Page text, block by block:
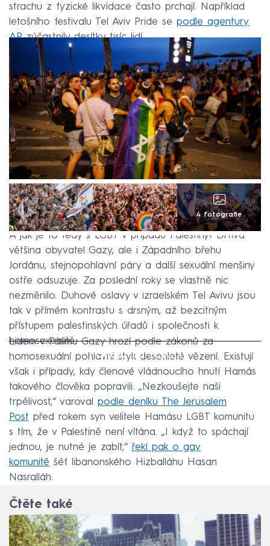
strachu z fyzické likvidace často prchají. Například
letošního festivalu Tel Aviv Pride se podle agentury
APzúčastnily desítky tisíc lidí.
4 fotografie
A jak je to tedy s LGBT v případu Palestiny? Drtivá
většina obyvatel Gazy, ale i Západního břehu
Jordánu, stejnopohlavní páry a další sexuální menšiny
ostře odsuzuje. Za poslední roky se vlastně nic
nezměnilo. Duhové oslavy v izraelském Tel Avivu jsou
tak v přímém kontrastu s drsným, až bezcitným
přístupem palestinských úřadů i společnosti k
homosexualitě.
Failed to fetch
Lidem v Pásmu Gazy hrozí podle zákonů za
homosexuální pohlavní styk desetileté vězení. Existují
však i případy, kdy členové vládnoucího hnutí Hamás
takového člověka popravili. „Nezkoušejte naši
trpělivost,“ varoval podle deníku The Jerusalem
Post před rokem syn velitele Hamásu LGBT komunitu
s tím, že v Palestině není vítána. „I když to spáchají
jednou, je nutné je zabít,“ řekl pak o gay
komunitě šéf libanonského Hizballáhu Hasan
Nasralláh.
Čtěte také